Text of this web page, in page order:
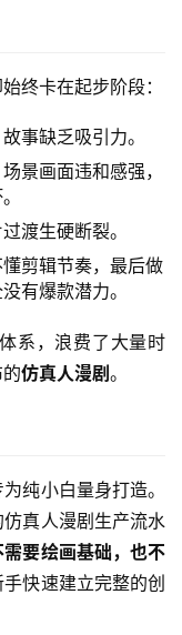
终卡在起步阶段：
事缺乏吸引力。
景画面违和感强，
渡生硬断裂。
剪辑节奏，最后做
有爆款潜力。
系，浪费了大量时
仿真人漫剧。
纯小白量身打造。
真人漫剧生产流水
需要绘画基础，也不
快速建立完整的创